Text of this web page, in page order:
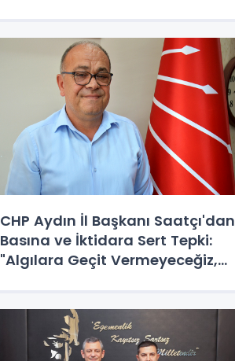
CHP Aydın İl Başkanı Saatçı'dan
Basına ve İktidara Sert Tepki:
"Algılara Geçit Vermeyeceğiz,